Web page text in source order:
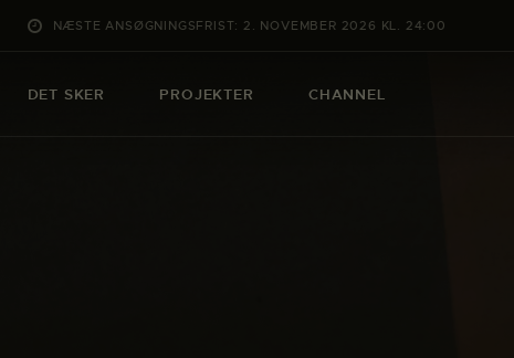
NÆSTE ANSØGNINGSFRIST: 2. NOVEMBER 2026 KL. 24:00
DET SKER PROJEKTER CHANNEL